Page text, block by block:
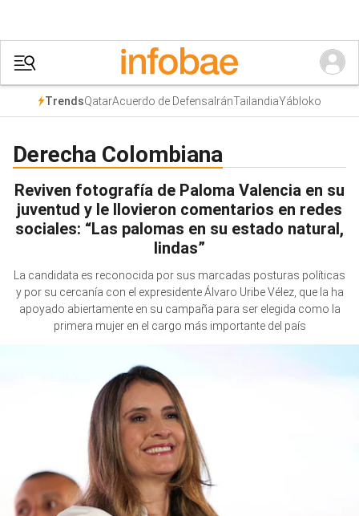
TrendsQatarAcuerdo de DefensaIránTailandiaYábloko
Derecha Colombiana
Reviven fotografía de Paloma Valencia en su
juventud y le llovieron comentarios en redes
sociales: “Las palomas en su estado natural,
lindas”
La candidata es reconocida por sus marcadas posturas políticas
y por su cercanía con el expresidente Álvaro Uribe Vélez, que la ha
apoyado abiertamente en su campaña para ser elegida como la
primera mujer en el cargo más importante del país